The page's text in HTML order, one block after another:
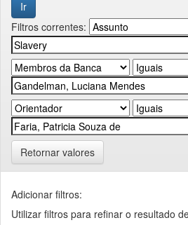
Filtros correntes:
Retornar valores
Adicionar filtros:
Utilizar filtros para refinar o resultado